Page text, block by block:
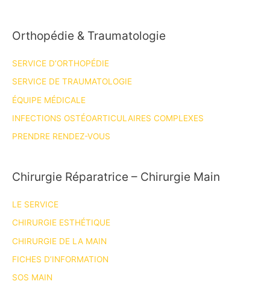
Orthopédie & Traumatologie
SERVICE D’ORTHOPÉDIE
SERVICE DE TRAUMATOLOGIE
ÉQUIPE MÉDICALE
INFECTIONS OSTÉOARTICULAIRES COMPLEXES
PRENDRE RENDEZ-VOUS
Chirurgie Réparatrice – Chirurgie Main
LE SERVICE
CHIRURGIE ESTHÉTIQUE
CHIRURGIE DE LA MAIN
FICHES D’INFORMATION
SOS MAIN